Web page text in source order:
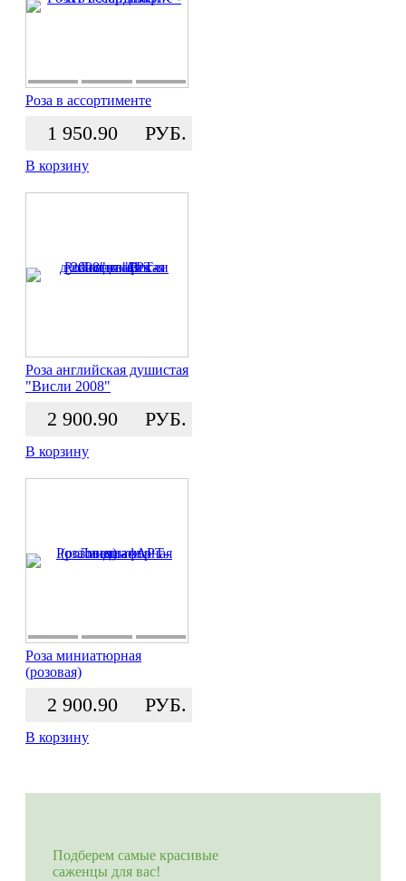
Роза в ассортименте
1 950.90 РУБ.
В корзину
Роза английская душистая
"Висли 2008"
2 900.90 РУБ.
В корзину
Роза миниатюрная
(розовая)
2 900.90 РУБ.
В корзину
Подберем самые красивые
саженцы для вас!